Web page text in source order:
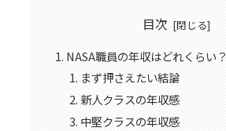
目次
NASA職員の年収はどれくらい？
まず押さえたい結論
新人クラスの年収感
中堅クラスの年収感